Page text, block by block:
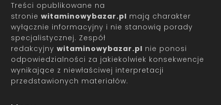
Treści opublikowane na
stroniewitaminowybazar.pl mają charakter
wyłącznie informacyjny i nie stanowią porady
specjalistycznej. Zespół
redakcyjnywitaminowybazar.pl nie ponosi
odpowiedzialności za jakiekolwiek konsekwencje
wynikające z niewłaściwej interpretacji
przedstawionych materiałów.